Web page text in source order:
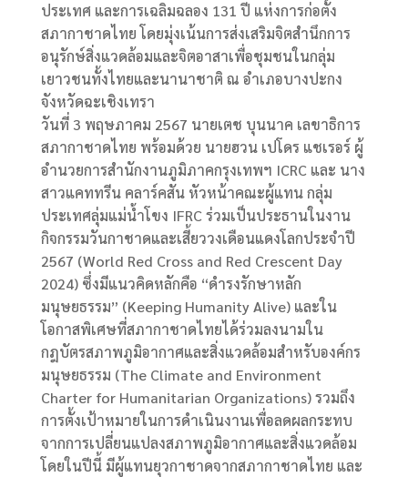
ประเทศ และการเฉลิมฉลอง 131 ปี แห่งการก่อตั้ง
สภากาชาดไทย โดยมุ่งเน้นการส่งเสริมจิตสำนึกการ
อนุรักษ์สิ่งแวดล้อมและจิตอาสาเพื่อชุมชนในกลุ่ม
เยาวชนทั้งไทยและนานาชาติ ณ อำเภอบางปะกง
จังหวัดฉะเชิงเทรา
วันที่ 3 พฤษภาคม 2567 นายเตช บุนนาค เลขาธิการ
สภากาชาดไทย พร้อมด้วย นายฮวน เปโดร แชเรอร์ ผู้
อำนวยการสำนักงานภูมิภาคกรุงเทพฯ ICRC และ นาง
สาวแคททรีน คลาร์คสัน หัวหน้าคณะผู้แทน กลุ่ม
ประเทศลุ่มแม่น้ำโขง IFRC ร่วมเป็นประธานในงาน
กิจกรรมวันกาชาดและเสี้ยววงเดือนแดงโลกประจำปี
2567 (World Red Cross and Red Crescent Day
2024) ซึ่งมีแนวคิดหลักคือ “ดำรงรักษาหลัก
มนุษยธรรม” (Keeping Humanity Alive) และใน
โอกาสพิเศษที่สภากาชาดไทยได้ร่วมลงนามใน
กฎบัตรสภาพภูมิอากาศและสิ่งแวดล้อมสำหรับองค์กร
มนุษยธรรม (The Climate and Environment
Charter for Humanitarian Organizations) รวมถึง
การตั้งเป้าหมายในการดำเนินงานเพื่อลดผลกระทบ
จากการเปลี่ยนแปลงสภาพภูมิอากาศและสิ่งแวดล้อม
โดยในปีนี้ มีผู้แทนยุวกาชาดจากสภากาชาดไทย และ